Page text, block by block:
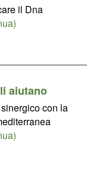
il Dna
aiutano
con la